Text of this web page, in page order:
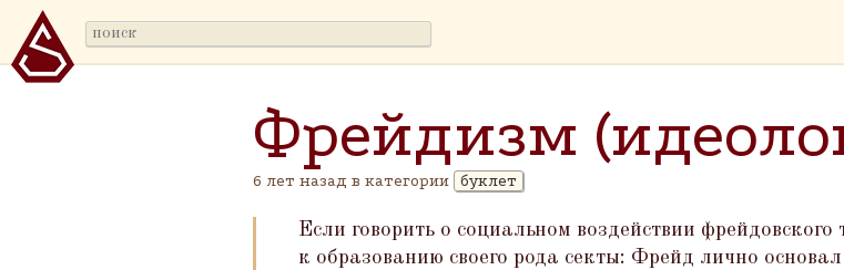
Фрейдизм
6 лет назад в категории буклет
Если говорить о социальном воздействии фрейдовского
к образованию своего рода секты: Фрейд лично